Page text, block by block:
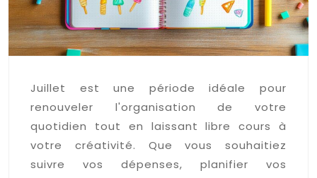
Juillet est une période idéale pour
renouveler l'organisation de votre
quotidien tout en laissant libre cours à
votre créativité. Que vous souhaitiez
suivre vos dépenses, planifier vos